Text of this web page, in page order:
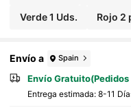
Verde 1 Uds. Rojo 2
Envío a Spain
Envío
Entrega estimada: 8-11